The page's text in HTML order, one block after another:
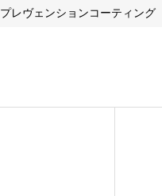
プレヴェンションコーティング